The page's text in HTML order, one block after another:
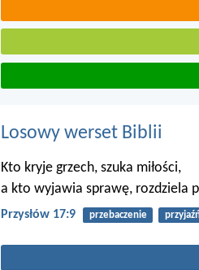
Losowy werset Biblii
Kto kryje grzech, szuka miłości,
a kto wyjawia sprawę, rozdziela
Przysłów 17:9 przebaczenie